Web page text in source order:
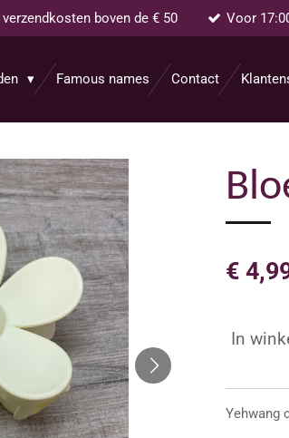
boven de € 50 Voor
Famous names Contact
€
In
Yehwang